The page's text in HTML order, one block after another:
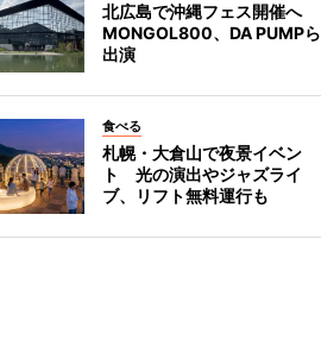
北広島で沖縄フェス開催へ
MONGOL800、DA PUMPら
出演
食べる
札幌・大倉山で夜景イベン
ト 光の演出やジャズライ
ブ、リフト無料運行も